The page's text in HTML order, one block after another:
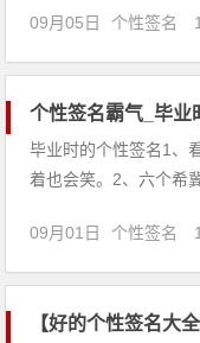
节，愿你前程似锦，拥
十几门要补考的。3、
09月05日 个性签名
个性签名霸气_毕业
毕业时的个性签名1、
着也会笑。2、六个希
冬的考验，请别忘记这
意和激情，像泉水一
09月01日 个性签名
【好的个性签名大